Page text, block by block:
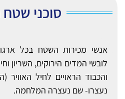
סוכני
אנשי מכירות השטח בכל
לובשי המדים הירוקים, השריון
והכבוד הראויים לחיל האוויר
נעצרו- שם נעצרה המלחמה.